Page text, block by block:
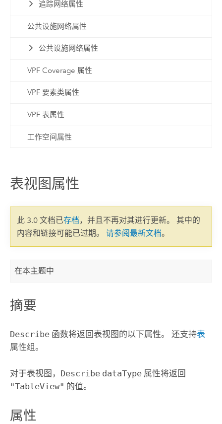
追踪网络属性
公共设施网络属性
公共设施网络属性
VPF Coverage 属性
VPF 要素类属性
VPF 表属性
工作空间属性
表视图属性
此 3.0 文档已存档，并且不再对其进行更新。 其中的
内容和链接可能已过期。 请参阅最新文档。
在本主题中
摘要
Describe函数将返回表视图的以下属性。 还支持表
属性组。
对于表视图， Describe dataType属性将返回
"TableView" 的值。
属性